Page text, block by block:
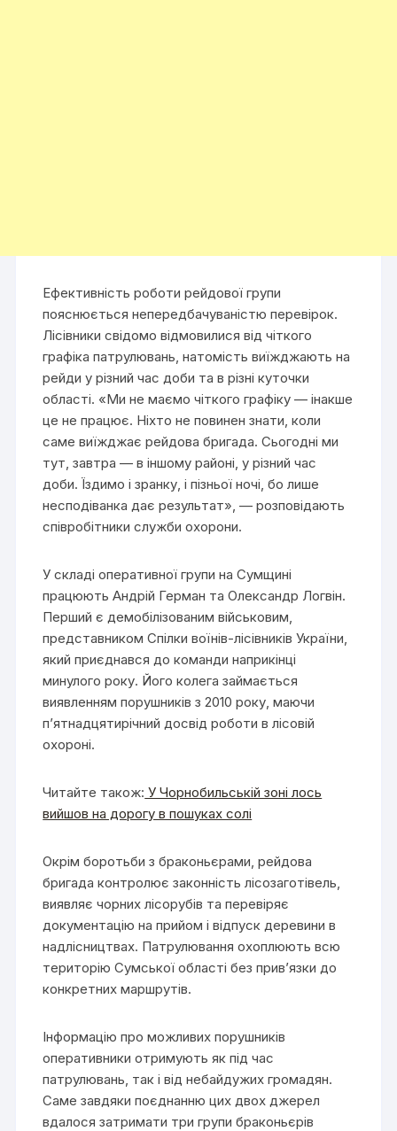
Ефективність роботи рейдової групи
пояснюється непередбачуваністю перевірок.
Лісівники свідомо відмовилися від чіткого
графіка патрулювань, натомість виїжджають на
рейди у різний час доби та в різні куточки
області. «Ми не маємо чіткого графіку — інакше
це не працює. Ніхто не повинен знати, коли
саме виїжджає рейдова бригада. Сьогодні ми
тут, завтра — в іншому районі, у різний час
доби. Їздимо і зранку, і пізньої ночі, бо лише
несподіванка дає результат», — розповідають
співробітники служби охорони.
У складі оперативної групи на Сумщині
працюють Андрій Герман та Олександр Логвін.
Перший є демобілізованим військовим,
представником Спілки воїнів-лісівників України,
який приєднався до команди наприкінці
минулого року. Його колега займається
виявленням порушників з 2010 року, маючи
п’ятнадцятирічний досвід роботи в лісовій
охороні.
Читайте також: У Чорнобильській зоні лось
вийшов на дорогу в пошуках солі
Окрім боротьби з браконьєрами, рейдова
бригада контролює законність лісозаготівель,
виявляє чорних лісорубів та перевіряє
документацію на прийом і відпуск деревини в
надлісництвах. Патрулювання охоплюють всю
територію Сумської області без прив’язки до
конкретних маршрутів.
Інформацію про можливих порушників
оперативники отримують як під час
патрулювань, так і від небайдужих громадян.
Саме завдяки поєднанню цих двох джерел
вдалося затримати три групи браконьєрів